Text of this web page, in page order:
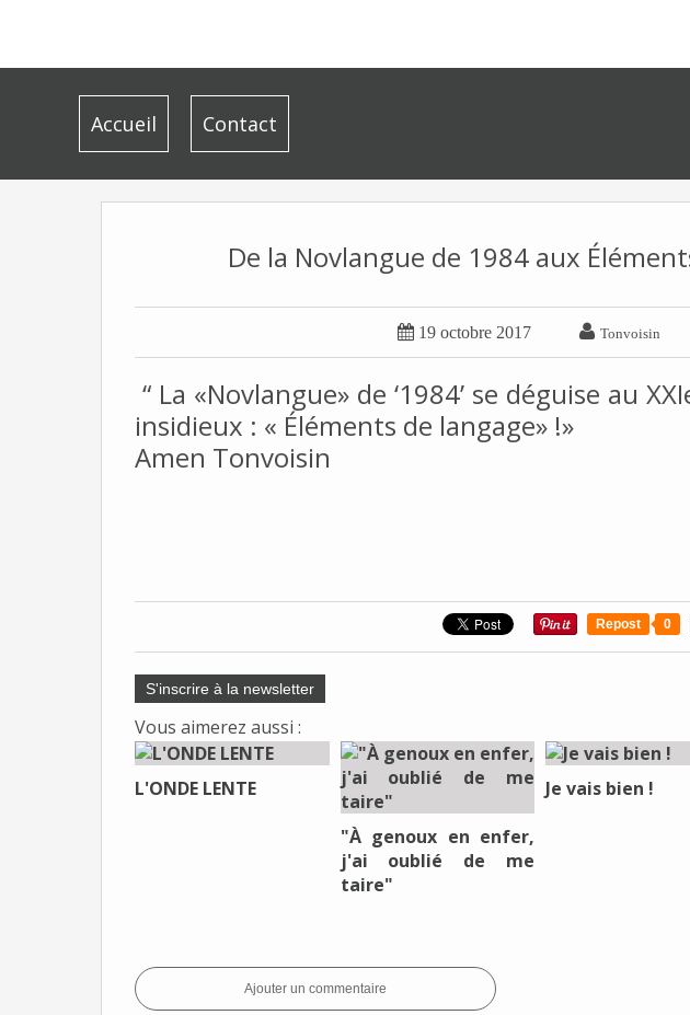
Accueil Contact
De la Novlangue de 1984 aux
 19 octobre 2017  Tonvoisin
“ La «Novlangue» de ‘1984’ se déguise au
insidieux : « Éléments de langage» !»
Amen Tonvoisin
Repost 0
S'inscrire à la newsletter
Vous aimerez aussi :
L'ONDE LENTE
"À genoux en enfer,
j'ai oublié de me
taire"
Je vais bien !
Ajouter un commentaire